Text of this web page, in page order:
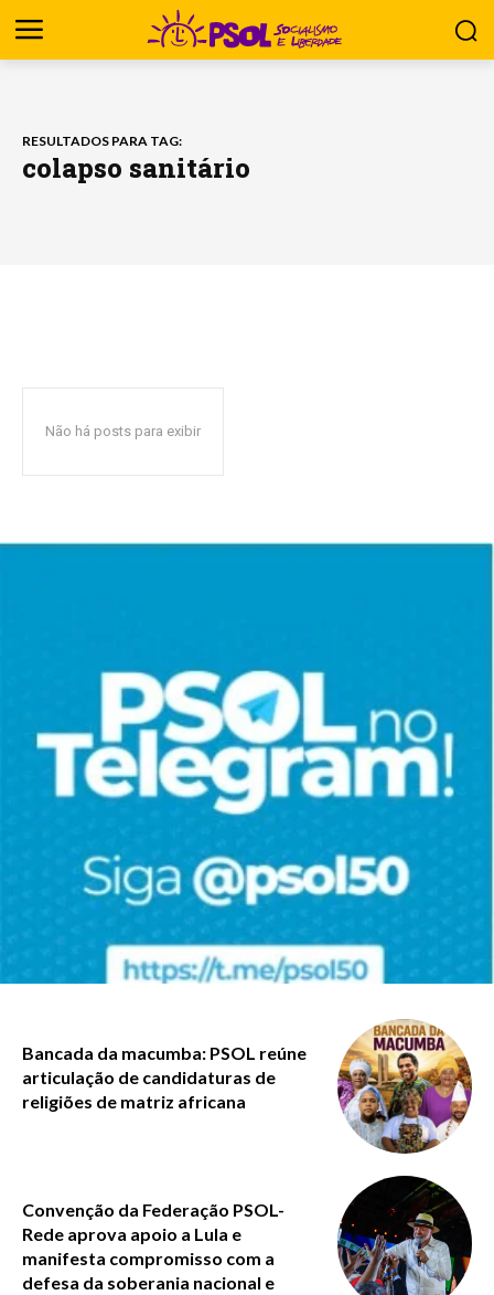
RESULTADOS PARA TAG:
colapso sanitário
Não há posts para exibir
Bancada da macumba: PSOL reúne
articulação de candidaturas de
religiões de matriz africana
Convenção da Federação PSOL-
Rede aprova apoio a Lula e
manifesta compromisso com a
defesa da soberania nacional e